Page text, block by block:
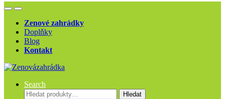
OpenClose
Zenové zahrádky
Doplňky
Blog
Kontakt
Search
Hledat:
Hledat